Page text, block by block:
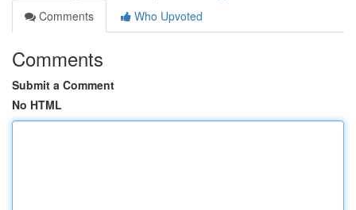
Comments
Who Upvoted
Comments
Submit a Comment
No HTML